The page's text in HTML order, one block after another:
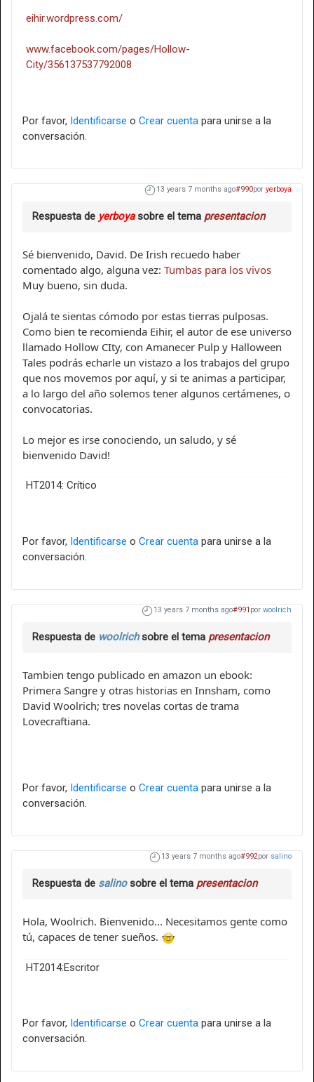
eihir.wordpress.com/
www.facebook.com/pages/Hollow-
City/356137537792008
Por favor, Identificarse o Crear cuenta para unirse a la
conversación.
13 years 7 months ago#990por yerboya
Respuesta de yerboyasobre el tema presentacion
Sé bienvenido, David. De Irish recuedo haber
comentado algo, alguna vez: Tumbas para los vivos
Muy bueno, sin duda.
Ojalá te sientas cómodo por estas tierras pulposas.
Como bien te recomienda Eihir, el autor de ese universo
llamado Hollow CIty, con Amanecer Pulp y Halloween
Tales podrás echarle un vistazo a los trabajos del grupo
que nos movemos por aquí, y si te animas a participar,
a lo largo del año solemos tener algunos certámenes, o
convocatorias.
Lo mejor es irse conociendo, un saludo, y sé
bienvenido David!
HT2014: Crítico
Por favor, Identificarse o Crear cuenta para unirse a la
conversación.
13 years 7 months ago#991 por woolrich
Respuesta de woolrichsobre el tema presentacion
Tambien tengo publicado en amazon un ebook:
Primera Sangre y otras historias en Innsham, como
David Woolrich; tres novelas cortas de trama
Lovecraftiana.
Por favor, Identificarse o Crear cuenta para unirse a la
conversación.
13 years 7 months ago#992por salino
Respuesta de salinosobre el tema presentacion
Hola, Woolrich. Bienvenido... Necesitamos gente como
tú, capaces de tener sueños.
HT2014:Escritor
Por favor, Identificarse o Crear cuenta para unirse a la
conversación.